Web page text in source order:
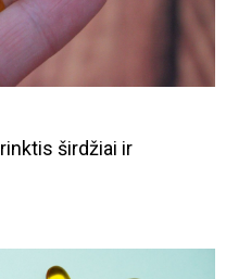
širdžiai ir